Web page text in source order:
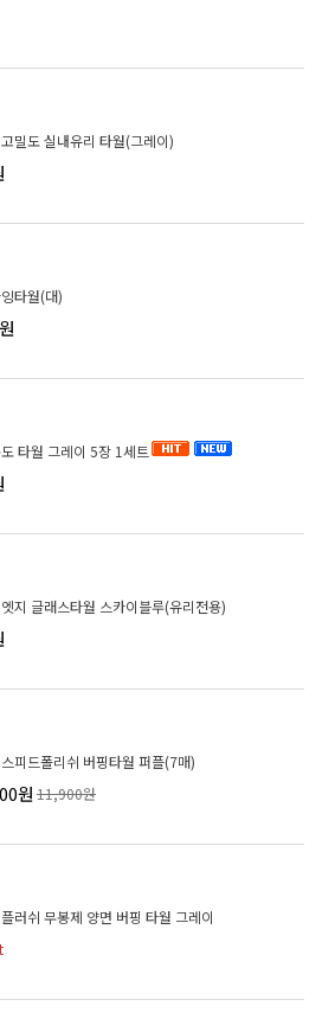
밀도 실내유리 타월(그레이)
타월(대)
타월 그레이 5장 1세트
지 글래스타월 스카이블루(유리전용)
피드폴리쉬 버핑타월 퍼플(7매)
원 11,900원
러쉬 무봉제 양면 버핑 타월 그레이